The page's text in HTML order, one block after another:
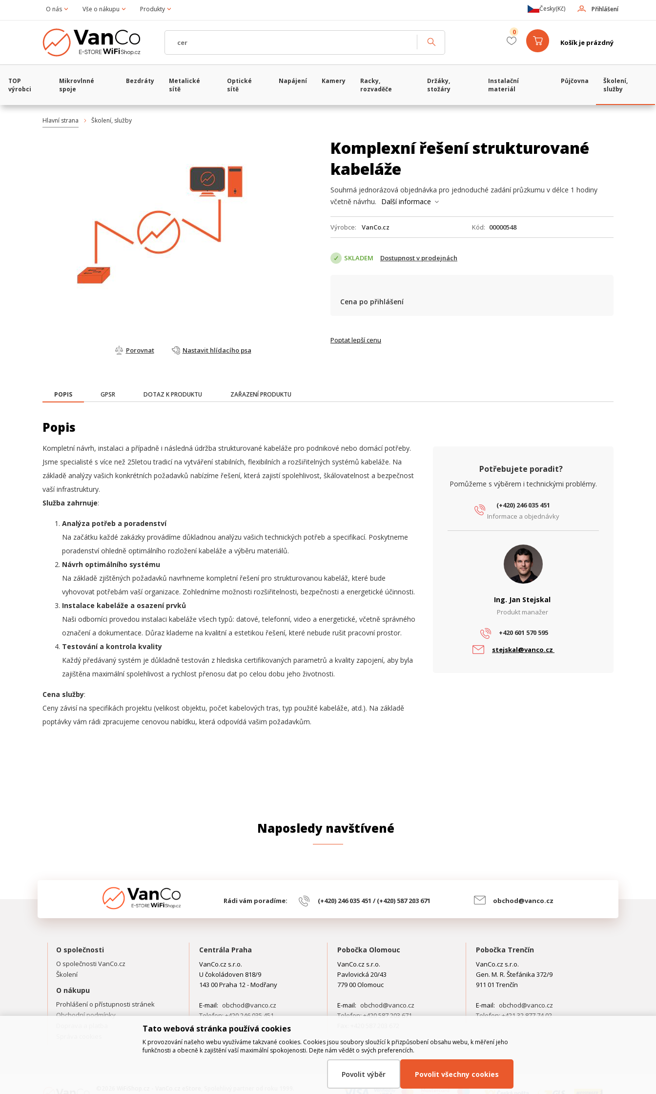
O nás Vše o nákupu Produkty Přihlášení
Česky(Kč)
Košík je prázdný
0
TOP
výrobci
Mikrovlnné
spoje
Bezdráty
Metalické
sítě
Optické
sítě
Napájení Kamery
Racky,
rozvaděče
Držáky,
stožáry
Instalační
materiál
Půjčovna
Školení,
služby
Hlavní strana Školení, služby
Porovnat Nastavit hlídacího psa
Komplexní řešení strukturované
kabeláže
Souhrná jednorázová objednávka pro jednoduché zadání průzkumu v délce 1 hodiny
včetně návrhu.
Další informace
Výrobce VanCo.cz Kód 00000548
SKLADEM Dostupnost v prodejnách
Cena po přihlášení
Poptat lepší cenu
POPIS GPSR DOTAZ K PRODUKTU ZAŘAZENÍ PRODUKTU
Popis
Kompletní návrh, instalaci a případně i následná údržba strukturované kabeláže pro podnikové nebo domácí potřeby.
Jsme specialisté s více než 25letou tradicí na vytváření stabilních, flexibilních a rozšiřitelných systémů kabeláže. Na
základě analýzy vašich konkrétních požadavků nabízíme řešení, která zajistí spolehlivost, škálovatelnost a bezpečnost
vaší infrastruktury.
Služba zahrnuje:
Analýza potřeb a poradenství
Na začátku každé zakázky provádíme důkladnou analýzu vašich technických potřeb a specifikací. Poskytneme
poradenství ohledně optimálního rozložení kabeláže a výběru materiálů.
Návrh optimálního systému
Na základě zjištěných požadavků navrhneme kompletní řešení pro strukturovanou kabeláž, které bude
vyhovovat potřebám vaší organizace. Zohledníme možnosti rozšiřitelnosti, bezpečnosti a energetické účinnosti.
Instalace kabeláže a osazení prvků
Naši odborníci provedou instalaci kabeláže všech typů: datové, telefonní, video a energetické, včetně správného
označení a dokumentace. Důraz klademe na kvalitní a estetikou řešení, které nebude rušit pracovní prostor.
Testování a kontrola kvality
Každý předávaný systém je důkladně testován z hlediska certifikovaných parametrů a kvality zapojení, aby byla
zajištěna maximální spolehlivost a rychlost přenosu dat po celou dobu jeho životnosti.
Cena služby:
Ceny závisí na specifikách projektu (velikost objektu, počet kabelových tras, typ použité kabeláže, atd.). Na základě
poptávky vám rádi zpracujeme cenovou nabídku, která odpovídá vašim požadavkům.
Potřebujete poradit?
Pomůžeme s výběrem i technickými problémy.
(+420) 246 035 451
Informace a objednávky
Ing. Jan Stejskal
Produkt manažer
+420 601 570 595
stejskal@vanco.cz
Naposledy navštívené
Rádi vám poradíme: (+420) 246 035 451 / (+420) 587 203 671 obchod@vanco.cz
O společnosti
O společnosti VanCo.cz
Školení
O nákupu
Prohlášení o přístupnosti stránek
Obchodní podmínky
Centrála Praha
VanCo.cz s.r.o.
U čokoládoven 818/9
143 00 Praha 12 - Modřany
E-mail: obchod@vanco.cz
Telefon: +420 246 035 451
Fax: +420 246 035 450
Pobočka Olomouc
VanCo.cz s.r.o.
Pavlovická 20/43
779 00 Olomouc
E-mail: obchod@vanco.cz
Telefon: +420 587 203 671
Pobočka Trenčín
VanCo.cz s.r.o.
Gen. M. R. Štefánika 372/9
911 01 Trenčín
E-mail: obchod@vanco.cz
Telefon: +421 32 877 74 02
Tato webová stránka používá cookies
K provozování našeho webu využíváme takzvané cookies. Cookies jsou soubory sloužící k přizpůsobení obsahu webu, k měření jeho
funkčnosti a obecně k zajištění vaší maximální spokojenosti. Dejte nám vědět o svých preferencích.
Povolit výběr Povolit všechny cookies